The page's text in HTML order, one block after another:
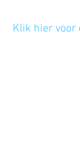
Klik hier voor